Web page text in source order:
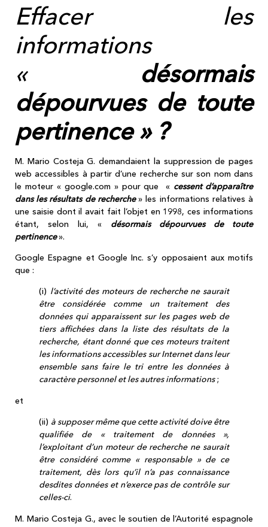
Effacer les
informations
« désormais
dépourvues de toute
pertinence » ?
M. Mario Costeja G. demandaient la suppression de pages
web accessibles à partir d’une recherche sur son nom dans
le moteur « google.com » pour que « cessent d’apparaître
dans les résultats de recherche » les informations relatives à
une saisie dont il avait fait l’objet en 1998, ces informations
étant, selon lui, « désormais dépourvues de toute
pertinence».
Google Espagne et Google Inc. s’y opposaient aux motifs
que :
(i) l’activité des moteurs de recherche ne saurait
être considérée comme un traitement des
données qui apparaissent sur les pages web de
tiers affichées dans la liste des résultats de la
recherche, étant donné que ces moteurs traitent
les informations accessibles sur Internet dans leur
ensemble sans faire le tri entre les données à
caractère personnel et les autres informations;
et
(ii) à supposer même que cette activité doive être
qualifiée de « traitement de données »,
l’exploitant d’un moteur de recherche ne saurait
être considéré comme « responsable » de ce
traitement, dès lors qu’il n’a pas connaissance
desdites données et n’exerce pas de contrôle sur
celles-ci.
M. Mario Costeja G., avec le soutien de l’Autorité espagnole